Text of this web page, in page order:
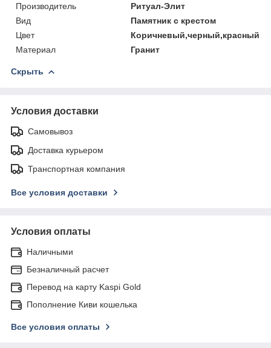
Производитель
Ритуал-Элит
Вид
Памятник с крестом
Цвет
Коричневый,черный,красный
Материал
Гранит
Скрыть
Условия доставки
Самовывоз
Доставка курьером
Транспортная компания
Все условия доставки
Условия оплаты
Наличными
Безналичный расчет
Перевод на карту Kaspi Gold
Пополнение Киви кошелька
Все условия оплаты